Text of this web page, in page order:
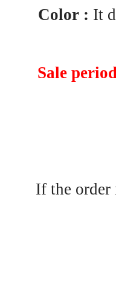
Color : It
Sale
If the order